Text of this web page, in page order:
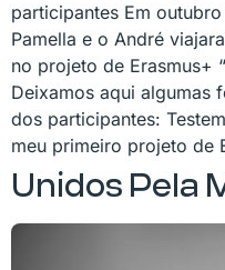
participantes Em
Pamella e o André
no projeto de Erasmus+
Deixamos aqui algumas
dos participantes:
meu primeiro projeto de
Unidos Pela